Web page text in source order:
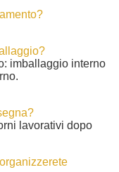
imballaggio interno
lavorativi dopo